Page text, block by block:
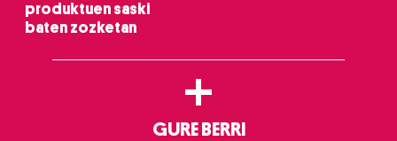
produktuen saski
baten zozketan
+
GURE BERRI